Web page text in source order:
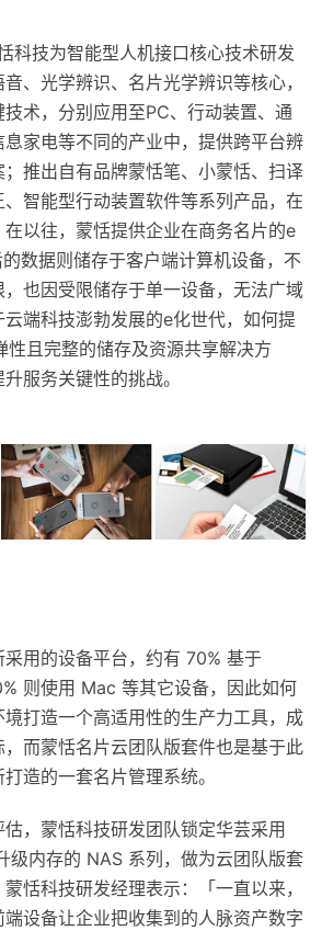
科技为智能型人机接口核心技术研发
、光学辨识、名片光学辨识等核心，
术，分别应用至PC、行动装置、通
家电等不同的产业中，提供跨平台辨
推出自有品牌蒙恬笔、小蒙恬、扫译
智能型行动装置软件等系列产品，在
以往，蒙恬提供企业在商务名片的e
数据则储存于客户端计算机设备，不
也因受限储存于单一设备，无法广域
端科技澎勃发展的e化世代，如何提
性且完整的储存及资源共享解决方
服务关键性的挑战。
用的设备平台，约有 70% 基于
则使用 Mac 等其它设备，因此如何
打造一个高适用性的生产力工具，成
而蒙恬名片云团队版套件也是基于此
造的一套名片管理系统。
，蒙恬科技研发团队锁定华芸采用
级内存的 NAS 系列，做为云团队版套
恬科技研发经理表示：「一直以来，
设备让企业把收集到的人脉资产数字